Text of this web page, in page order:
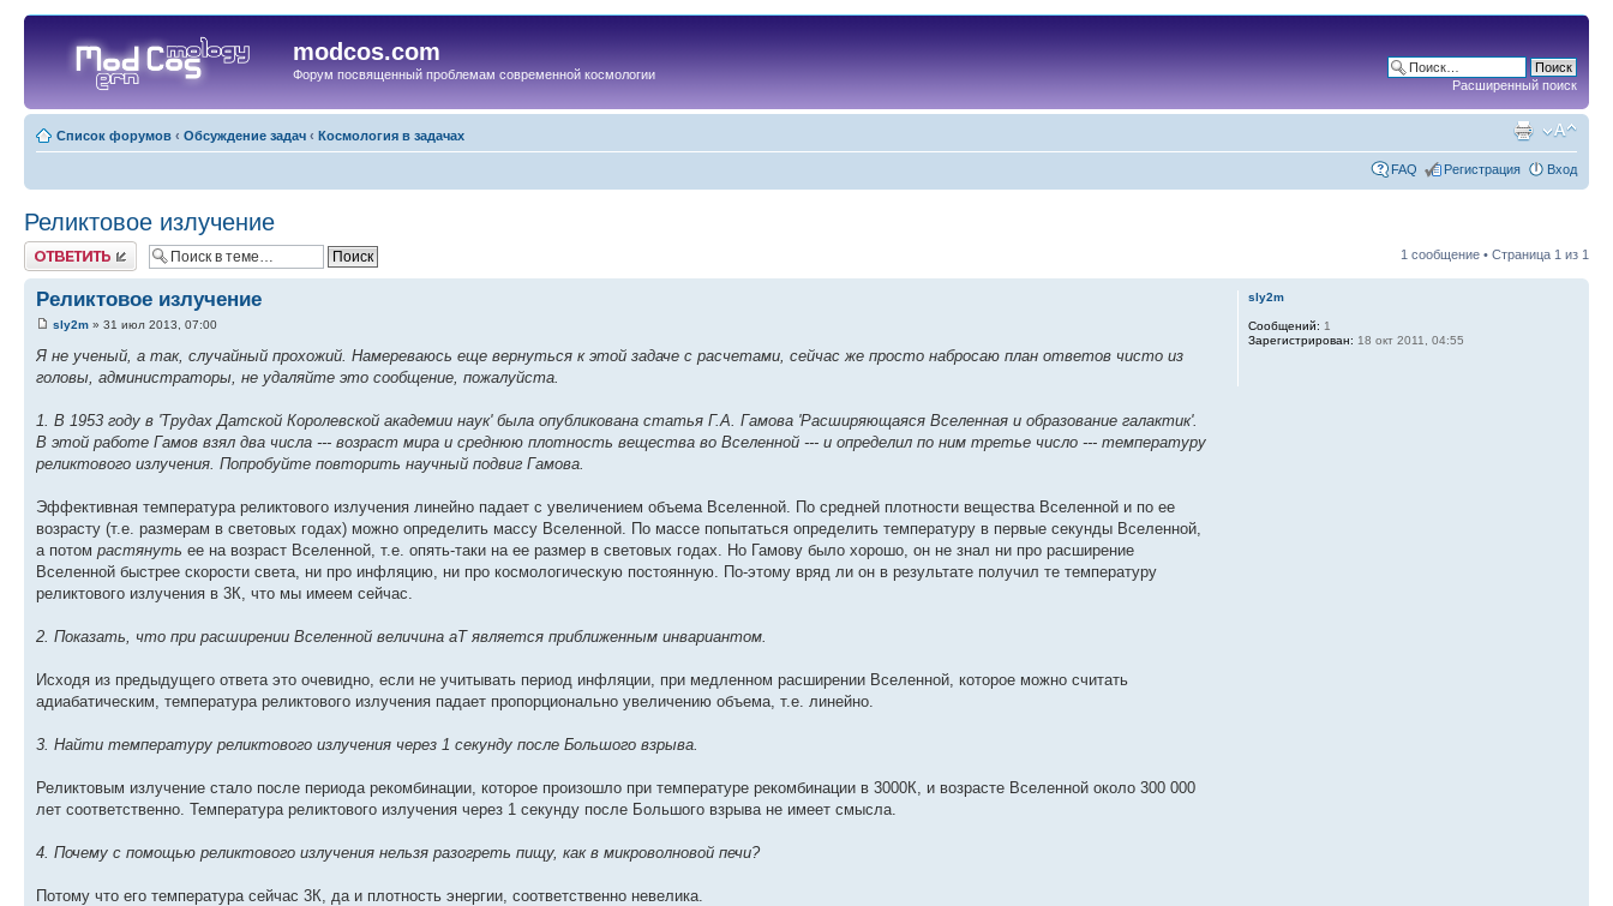
modcos.com
Форум посвященный проблемам современной космологии
Расширенный поиск
Список форумов ‹ Обсуждение задач ‹ Космология в задачах
FAQ Регистрация Вход
Реликтовое излучение
Ответить 1 сообщение • Страница 1 из 1
Реликтовое излучение
sly2m » 31 июл 2013, 07:00
Я не ученый, а так, случайный прохожий. Намереваюсь еще вернуться к этой задаче с расчетами, сейчас же просто набросаю план ответов чисто из
головы, администраторы, не удаляйте это сообщение, пожалуйста.
1. В 1953 году в 'Трудах Датской Королевской академии наук' была опубликована статья Г.А. Гамова 'Расширяющаяся Вселенная и образование галактик'.
В этой работе Гамов взял два числа --- возраст мира и среднюю плотность вещества во Вселенной --- и определил по ним третье число --- температуру
реликтового излучения. Попробуйте повторить научный подвиг Гамова.
Эффективная температура реликтового излучения линейно падает с увеличением объема Вселенной. По средней плотности вещества Вселенной и по ее
возрасту (т.е. размерам в световых годах) можно определить массу Вселенной. По массе попытаться определить температуру в первые секунды Вселенной,
а потом растянуть ее на возраст Вселенной, т.е. опять-таки на ее размер в световых годах. Но Гамову было хорошо, он не знал ни про расширение
Вселенной быстрее скорости света, ни про инфляцию, ни про космологическую постоянную. По-этому вряд ли он в результате получил те температуру
реликтового излучения в 3К, что мы имеем сейчас.
2. Показать, что при расширении Вселенной величина aT является приближенным инвариантом.
Исходя из предыдущего ответа это очевидно, если не учитывать период инфляции, при медленном расширении Вселенной, которое можно считать
адиабатическим, температура реликтового излучения падает пропорционально увеличению объема, т.е. линейно.
3. Найти температуру реликтового излучения через 1 секунду после Большого взрыва.
Реликтовым излучение стало после периода рекомбинации, которое произошло при температуре рекомбинации в 3000К, и возрасте Вселенной около 300 000
лет соответственно. Температура реликтового излучения через 1 секунду после Большого взрыва не имеет смысла.
4. Почему с помощью реликтового излучения нельзя разогреть пищу, как в микроволновой печи?
Потому что его температура сейчас 3К, да и плотность энергии, соответственно невелика.
sly2m
Сообщений: 1
Зарегистрирован: 18 окт 2011, 04:55